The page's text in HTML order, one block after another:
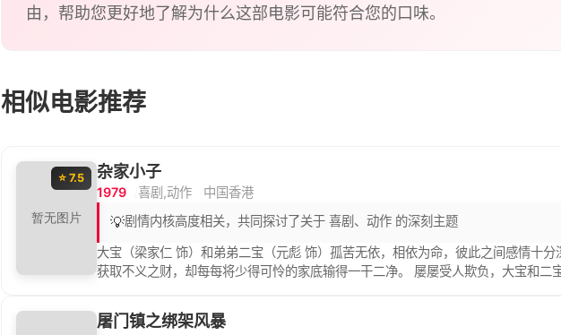
由，帮助您更好地了解为什么这部电影可能符合您的口味。
相似电影推荐
⭐ 7.5 杂家小子
1979 喜剧,动作 中国香港
💡剧情内核高度相关，共同探讨了关于 喜剧、动作 的深刻主题
大宝（梁家仁 饰）和弟弟二宝（元彪 饰）孤苦无依，相依为命，彼此之间感情十
获取不义之财，却每每将少得可怜的家底输得一干二净。 屡屡受人欺负，大宝和
事想要杀人灭口，二宝侥幸逃出，大宝却被师傅残忍杀害。悲愤交加的二宝想要替
饰），哪只这乞丐的真实身份竟是江湖名捕，在他的调教之下，二宝的武艺突飞猛
屠门镇之绑架风暴